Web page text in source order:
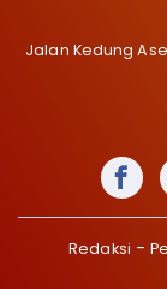
Jalan Kedung
Redaksi